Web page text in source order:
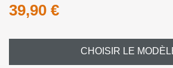
39,90 €
CHOISIR LE